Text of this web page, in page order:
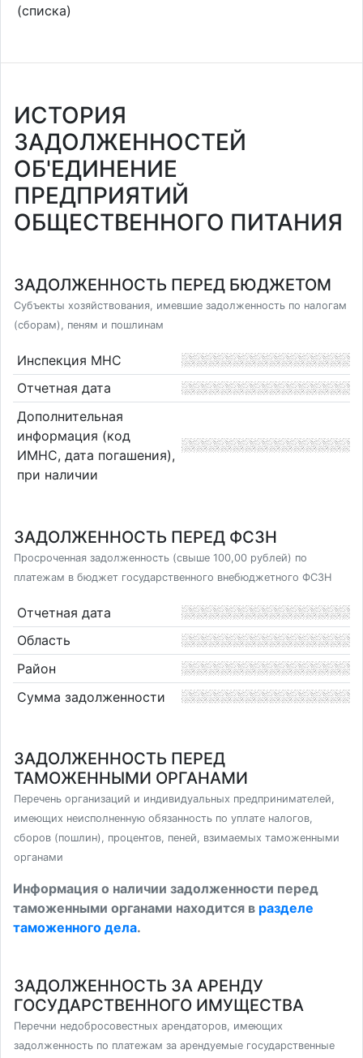
(списка)
ИСТОРИЯ
ЗАДОЛЖЕННОСТЕЙ
ОБ'ЕДИНЕНИЕ
ПРЕДПРИЯТИЙ
ОБЩЕСТВЕННОГО ПИТАНИЯ
ЗАДОЛЖЕННОСТЬ ПЕРЕД БЮДЖЕТОМ
Субъекты хозяйствования, имевшие задолженность по налогам
(сборам), пеням и пошлинам
Инспекция МНС
Отчетная дата
Дополнительная
информация (код
ИМНС, дата погашения),
при наличии
ЗАДОЛЖЕННОСТЬ ПЕРЕД ФСЗН
Просроченная задолженность (свыше 100,00 рублей) по
платежам в бюджет государственного внебюджетного ФСЗН
Отчетная дата
Область
Район
Сумма задолженности
ЗАДОЛЖЕННОСТЬ ПЕРЕД
ТАМОЖЕННЫМИ ОРГАНАМИ
Перечень организаций и индивидуальных предпринимателей,
имеющих неисполненную обязанность по уплате налогов,
сборов (пошлин), процентов, пеней, взимаемых таможенными
органами
Информация о наличии задолженности перед
таможенными органами находится в разделе
таможенного дела.
ЗАДОЛЖЕННОСТЬ ЗА АРЕНДУ
ГОСУДАРСТВЕННОГО ИМУЩЕСТВА
Перечни недобросовестных арендаторов, имеющих
задолженность по платежам за арендуемые государственные